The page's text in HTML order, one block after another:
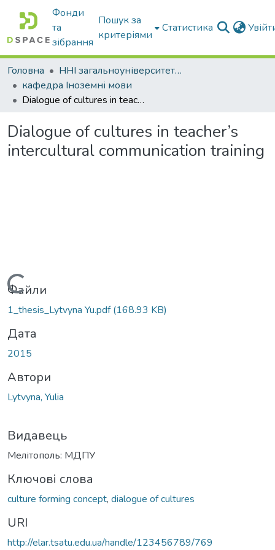
Фонди
та
зібрання
Пошук за
критеріями
Статистика
Головна
ННІ загальноуніверситетської підготовки
кафедра Іноземні мови
Dialogue of cultures in teacher’s intercultural communication training
Dialogue of cultures in teacher’s
intercultural communication training
Вантажиться...
Файли
1_thesis_Lytvyna Yu.pdf(168.93 KB)
Дата
2015
Автори
Lytvyna, Yulia
Видавець
Мелітополь: МДПУ
Ключові слова
culture forming concept, dialogue of cultures
URI
http://elar.tsatu.edu.ua/handle/123456789/769